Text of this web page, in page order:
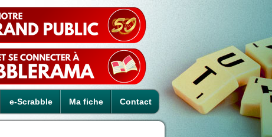
e-Scrabble Ma fiche Contact